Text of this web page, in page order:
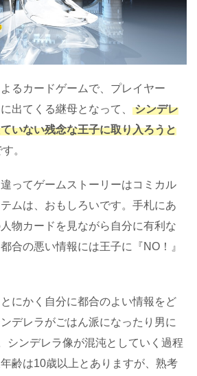
るカードゲームで、プレイヤー
出てくる継母となって、
シンデレ
いない残念な王子に取り入ろうと
。
ってゲームストーリーはコミカル
ムは、おもしろいです。手札にあ
物カードを見ながら自分に有利な
合の悪い情報には王子に『NO！』
にかく自分に都合のよい情報をど
デレラがごはん派になったり男に
シンデレラ像が混沌としていく過程
齢は10歳以上とありますが、熟考